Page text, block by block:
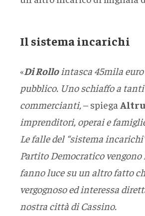
Il sistema incarichi
«Di Rollointasca 45mila euro
pubblico. Uno schiaffo a tanti
commercianti,– spiega
imprenditori, operai e
Le falle del “sistema
Partito Democratico
fanno luce su un altro fatto
vergognoso ed interessa
nostra città di Cassino.